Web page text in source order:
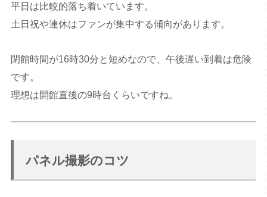
平日は比較的落ち着いています。
土日祝や連休はファンが集中する傾向があります。
閉館時間が16時30分と短めなので、午後遅い到着は危険
です。
理想は開館直後の9時台くらいですね。
パネル撮影のコツ